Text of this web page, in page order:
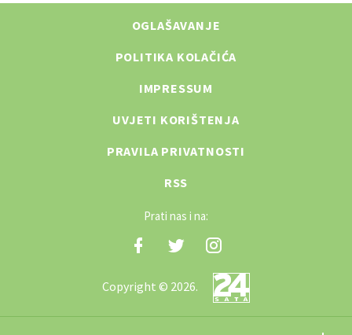
OGLAŠAVANJE
POLITIKA KOLAČIĆA
IMPRESSUM
UVJETI KORIŠTENJA
PRAVILA PRIVATNOSTI
RSS
Prati nas i na:
Copyright © 2026.